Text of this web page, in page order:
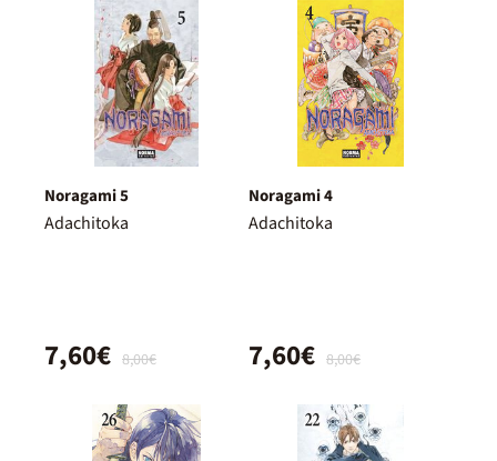
Noragami 5
Adachitoka
8,00€
7,60€
Noragami 4
Adachitoka
8,00€
7,60€